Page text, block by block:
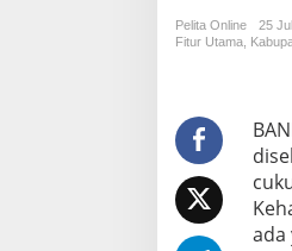
Pelita Online
25
Fitur Utama
ada